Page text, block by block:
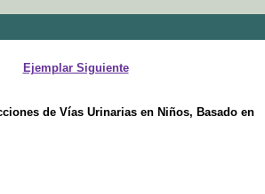
Ejemplar Siguiente
de Vías Urinarias en Niños, Basado en